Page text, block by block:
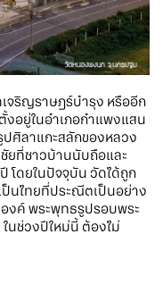
จริญราษฎร์บำรุง หรืออีก
อยู่ในอำเภอกำแพงแสน
ศิลาแกะสลักของหลวง
ยที่ชาวบ้านนับถือและ
โดยในปัจจุบัน วัดได้ถูก
นไทยที่ประณีตเป็นอย่าง
งค์ พระพุทธรูปรอบพระ
นช่วงปีใหม่นี้ ต้องไม่